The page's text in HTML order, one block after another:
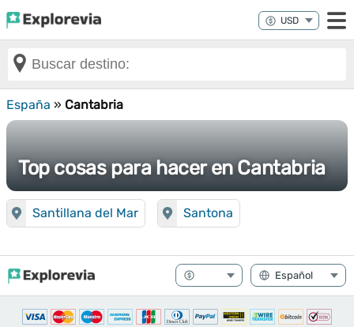
España » Cantabria
Top cosas para hacer en Cantabria
Santillana del Mar Santona